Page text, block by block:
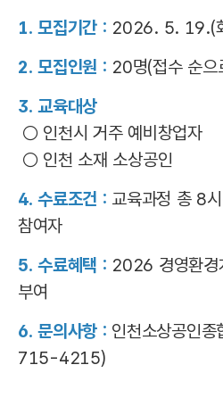
1. 모집기간 : 2026. 5. 19.(
2. 모집인원 : 20명(접수 순으
3. 교육대상
○ 인천시 거주 예비창업자
○ 인천 소재 소상공인
4. 수료조건 : 교육과정 총 8
참여자
5. 수료혜택 : 2026 경영환경
부여
6. 문의사항 : 인천소상공인
715-4215)